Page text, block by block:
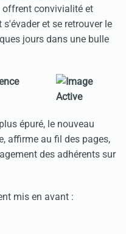
offrent convivialité et
et se retrouver le
jours dans une bulle
Silence
épuré, le nouveau
affirme au fil des pages,
des adhérents sur
mis en avant :